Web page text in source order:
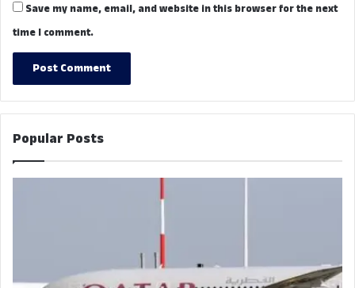
Save my name, email, and website in this browser for the next
time I comment.
Popular Posts